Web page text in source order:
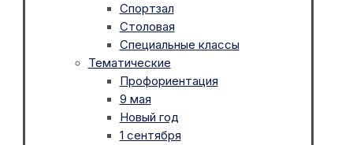
Спортзал
Столовая
Специальные классы
Тематические
Профориентация
9 мая
Новый год
1 сентября